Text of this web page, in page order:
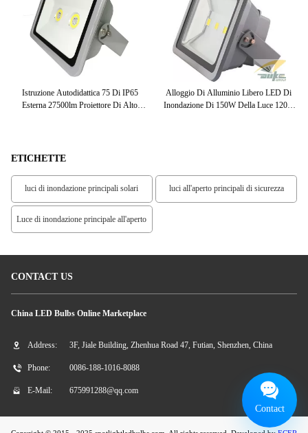
Istruzione Autodidattica 75 Di IP65
Esterna 27500lm Proiettore Di Alto
Alloggio Di Alluminio Libero LED Di
Inondazione Di 150W Della Luce 120D
ETICHETTE
luci di inondazione principali solari luci all'aperto principali di sicurezza
Luce di inondazione principale all'aperto
CONTACT US
China LED Bulbs Online Marketplace
Address: 3F, Jiale Building, Zhenhua Road 47, Futian, Shenzhen, China
Phone: 0086-188-1016-8088
E-Mail: 675991288@qq.com
Contact